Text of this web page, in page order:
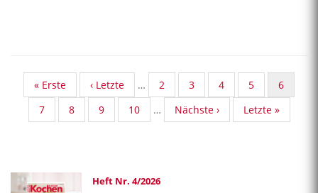
First
page
« Erste
Vorherige
Seite
‹ Letzte …
Standard
Taxonomy
Seite
2
Standard
Taxonomy
Seite
3
Standard
Taxonomy
4
Standard
Taxonomy
Seite
5
Aktuelle
Seite
6
Standard
Taxonomy
7
Standard
Taxonomy
8
Standard
Taxonomy
9
Standard
Taxonomy
10 …
Nächste
Seite
Nächste ›
Last
page
Letzte »
Heft Nr. 4/2026